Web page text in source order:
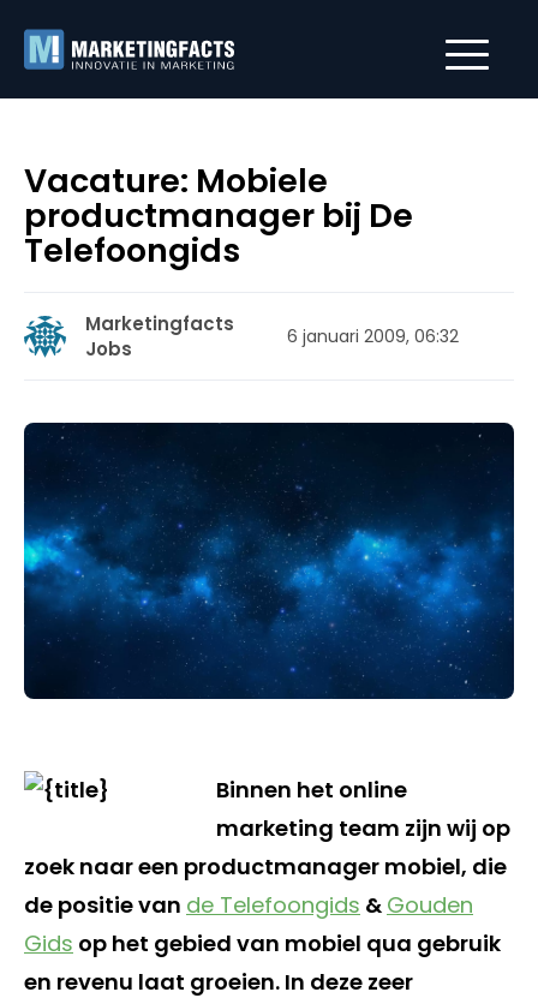
Vacature: Mobiele
productmanager bij De
Telefoongids
Marketingfacts
Jobs
6 januari 2009, 06:32
Binnen het online
marketing team zijn wij op
zoek naar een productmanager mobiel, die
de positie van de Telefoongids & Gouden
Gids op het gebied van mobiel qua gebruik
en revenu laat groeien. In deze zeer